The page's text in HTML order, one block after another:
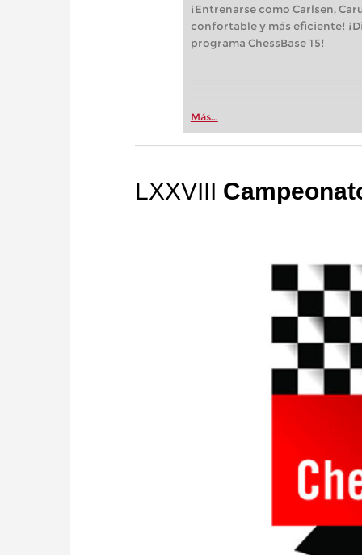
¡Entrenarse como Carlsen,
confortable y más eficiente!
programa ChessBase 15!
Más...
LXXVIII